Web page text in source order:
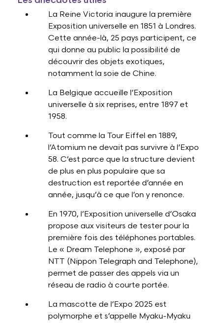
La Reine Victoria inaugure la première
Exposition universelle en 1851 à Londres.
Cette année-là, 25 pays participent, ce
qui donne au public la possibilité de
découvrir des objets exotiques,
notamment la soie de Chine.
La Belgique accueille l’Exposition
universelle à six reprises, entre 1897 et
1958.
Tout comme la Tour Eiffel en 1889,
l’Atomium ne devait pas survivre à l’Expo
58. C’est parce que la structure devient
de plus en plus populaire que sa
destruction est reportée d’année en
année, jusqu’à ce que l’on y renonce.
En 1970, l’Exposition universelle d’Osaka
propose aux visiteurs de tester pour la
première fois des téléphones portables.
Le « Dream Telephone », exposé par
NTT (Nippon Telegraph and Telephone),
permet de passer des appels via un
réseau de radio à courte portée.
La mascotte de l’Expo 2025 est
polymorphe et s’appelle Myaku-Myaku